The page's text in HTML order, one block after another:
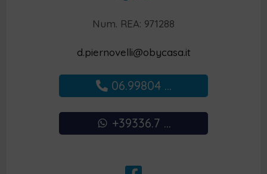
Num. REA: 971288
d.piernovelli@obycasa.it
06.99804 ...
+39336.7 ...